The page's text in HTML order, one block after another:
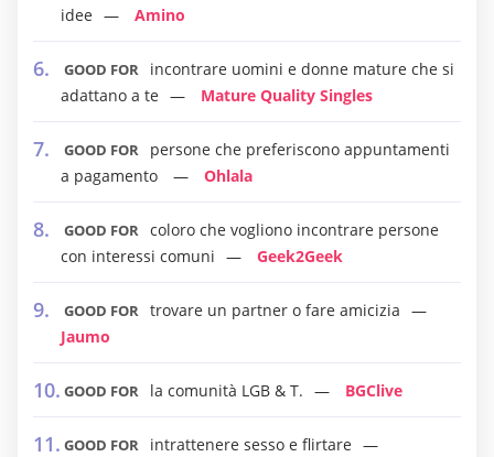
idee
Amino
GOOD FOR
incontrare uomini e donne mature che si
adattano a te
Mature Quality Singles
GOOD FOR
persone che preferiscono appuntamenti
a pagamento
Ohlala
GOOD FOR coloro che vogliono incontrare persone
con interessi comuni
Geek2Geek
GOOD FOR trovare un partner o fare amicizia
Jaumo
GOOD FOR la comunità LGB & T. BGClive
GOOD FOR
intrattenere sesso e flirtare